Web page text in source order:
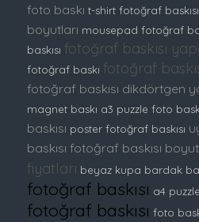
foto baskı t-shirt fotoğraf baskısı
boyutları mousepad fotoğraf
baskısı fotoğraf baskısı
fotoğraf baskı fotoğraf
fotoğraf baskısı dikdörtgen
magnet baskı a3 puzzle foto
baskısı poster fotoğraf baskısı
baskısı fotoğraf baskısı boyut
fiyatları beyaz kupa bardak
fotoğraf baskısı a4
fotoğraf baskısı foto